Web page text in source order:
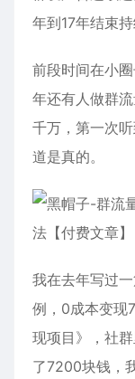
年到17年结束持
前段时间在小
年还有人做群
千万，第一次
道是真的。
我在去年写过
例，0成本变现
现项目》，社
了7200块钱，